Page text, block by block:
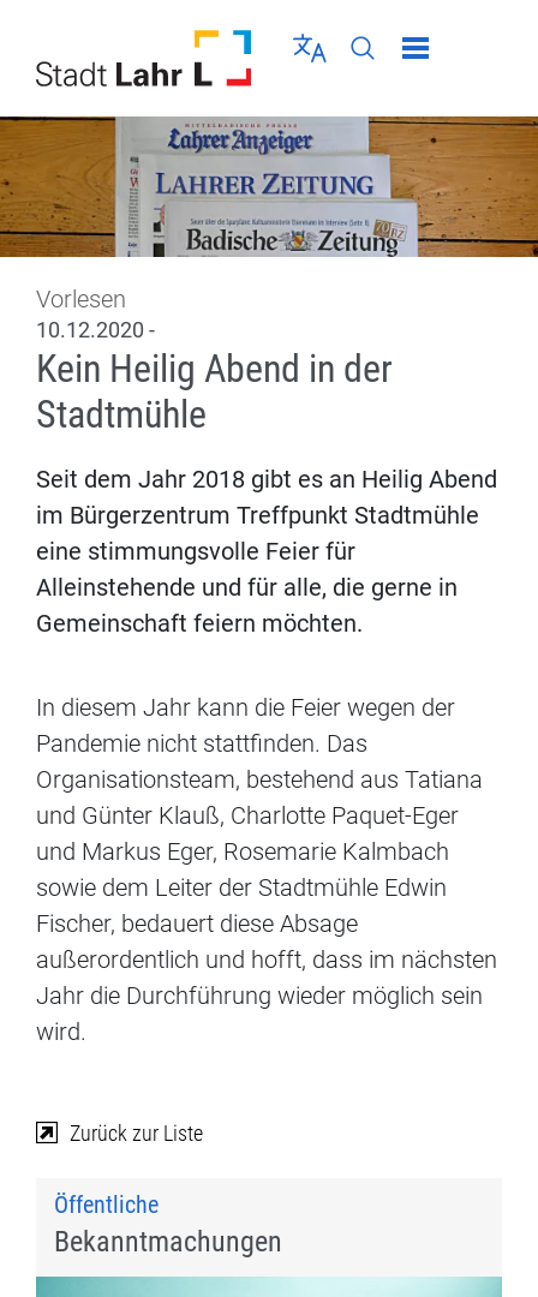
Sprache wählen
Seiten-Suche
Menü schließen
Vorlesen
10.12.2020 -
Kein Heilig Abend in der
Stadtmühle
Seit dem Jahr 2018 gibt es an Heilig Abend
im Bürgerzentrum Treffpunkt Stadtmühle
eine stimmungsvolle Feier für
Alleinstehende und für alle, die gerne in
Gemeinschaft feiern möchten.
In diesem Jahr kann die Feier wegen der
Pandemie nicht stattfinden. Das
Organisationsteam, bestehend aus Tatiana
und Günter Klauß, Charlotte Paquet-Eger
und Markus Eger, Rosemarie Kalmbach
sowie dem Leiter der Stadtmühle Edwin
Fischer, bedauert diese Absage
außerordentlich und hofft, dass im nächsten
Jahr die Durchführung wieder möglich sein
wird.
Zurück zur Liste
Öffentliche
Bekanntmachungen